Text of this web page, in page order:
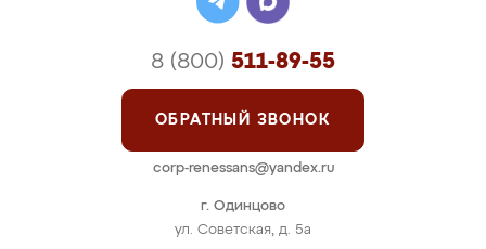
г. Одинцово
ул. Советская, д. 5а
8 (800) 511-89-55
ОБРАТНЫЙ ЗВОНОК
corp-renessans@yandex.ru